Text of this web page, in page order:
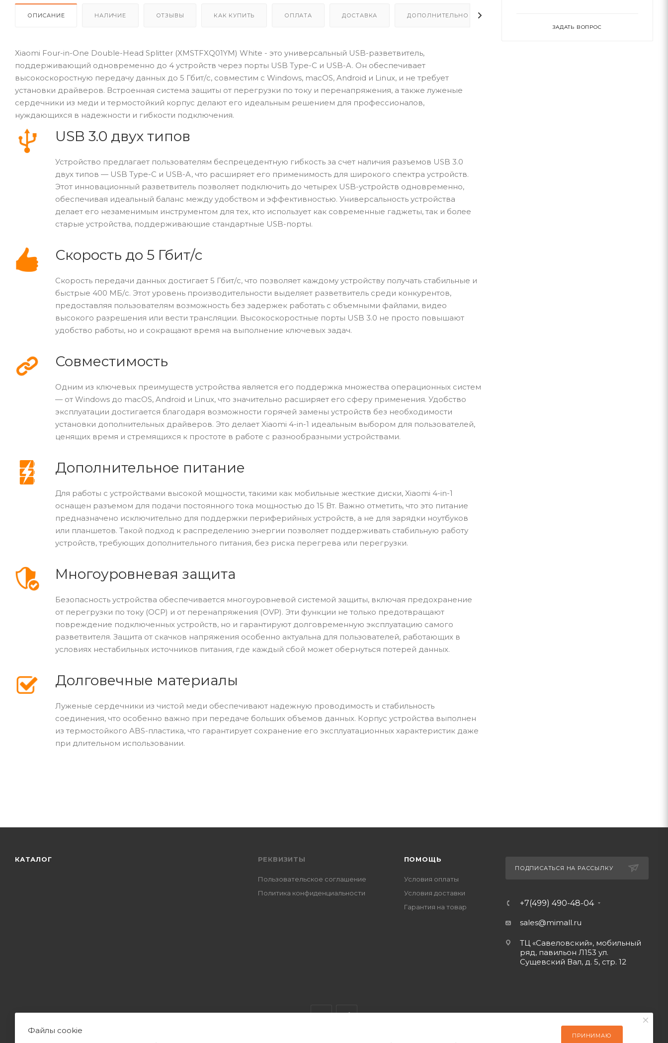
ОПИСАНИЕ НАЛИЧИЕ ОТЗЫВЫ КАК КУПИТЬ ОПЛАТА ДОСТАВКА ДОПОЛНИТЕЛЬНО
Xiaomi Four-in-One Double-Head Splitter (XMSTFXQ01YM) White - это универсальный USB-разветвитель,
поддерживающий одновременно до 4 устройств через порты USB Type-C и USB-A. Он обеспечивает
высокоскоростную передачу данных до 5 Гбит/с, совместим с Windows, macOS, Android и Linux, и не требует
установки драйверов. Встроенная система защиты от перегрузки по току и перенапряжения, а также луженые
сердечники из меди и термостойкий корпус делают его идеальным решением для профессионалов,
нуждающихся в надежности и гибкости подключения.
USB 3.0 двух типов
Устройство предлагает пользователям беспрецедентную гибкость за счет наличия разъемов USB 3.0
двух типов — USB Type-C и USB-A, что расширяет его применимость для широкого спектра устройств.
Этот инновационный разветвитель позволяет подключить до четырех USB-устройств одновременно,
обеспечивая идеальный баланс между удобством и эффективностью. Универсальность устройства
делает его незаменимым инструментом для тех, кто использует как современные гаджеты, так и более
старые устройства, поддерживающие стандартные USB-порты.
Скорость до 5 Гбит/с
Скорость передачи данных достигает 5 Гбит/с, что позволяет каждому устройству получать стабильные и
быстрые 400 МБ/с. Этот уровень производительности выделяет разветвитель среди конкурентов,
предоставляя пользователям возможность без задержек работать с объемными файлами, видео
высокого разрешения или вести трансляции. Высокоскоростные порты USB 3.0 не просто повышают
удобство работы, но и сокращают время на выполнение ключевых задач.
Совместимость
Одним из ключевых преимуществ устройства является его поддержка множества операционных систем
— от Windows до macOS, Android и Linux, что значительно расширяет его сферу применения. Удобство
эксплуатации достигается благодаря возможности горячей замены устройств без необходимости
установки дополнительных драйверов. Это делает Xiaomi 4-in-1 идеальным выбором для пользователей,
ценящих время и стремящихся к простоте в работе с разнообразными устройствами.
Дополнительное питание
Для работы с устройствами высокой мощности, такими как мобильные жесткие диски, Xiaomi 4-in-1
оснащен разъемом для подачи постоянного тока мощностью до 15 Вт. Важно отметить, что это питание
предназначено исключительно для поддержки периферийных устройств, а не для зарядки ноутбуков
или планшетов. Такой подход к распределению энергии позволяет поддерживать стабильную работу
устройств, требующих дополнительного питания, без риска перегрева или перегрузки.
Многоуровневая защита
Безопасность устройства обеспечивается многоуровневой системой защиты, включая предохранение
от перегрузки по току (OCP) и от перенапряжения (OVP). Эти функции не только предотвращают
повреждение подключенных устройств, но и гарантируют долговременную эксплуатацию самого
разветвителя. Защита от скачков напряжения особенно актуальна для пользователей, работающих в
условиях нестабильных источников питания, где каждый сбой может обернуться потерей данных.
Долговечные материалы
Луженые сердечники из чистой меди обеспечивают надежную проводимость и стабильность
соединения, что особенно важно при передаче больших объемов данных. Корпус устройства выполнен
из термостойкого ABS-пластика, что гарантирует сохранение его эксплуатационных характеристик даже
при длительном использовании.
ЗАДАТЬ ВОПРОС
КАТАЛОГ РЕКВИЗИТЫ
Пользовательское соглашение
Политика конфиденциальности
ПОМОЩЬ
Условия оплаты
Условия доставки
Гарантия на товар
ПОДПИСАТЬСЯ НА РАССЫЛКУ
+7(499) 490-48-04
sales@mimall.ru
ТЦ «Савеловский», мобильный
ряд, павильон Л153 ул.
Сущевский Вал, д. 5, стр. 12
Файлы cookie
ПРИНИМАЮ